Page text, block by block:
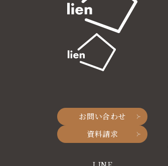
お問い合わせ
資料請求